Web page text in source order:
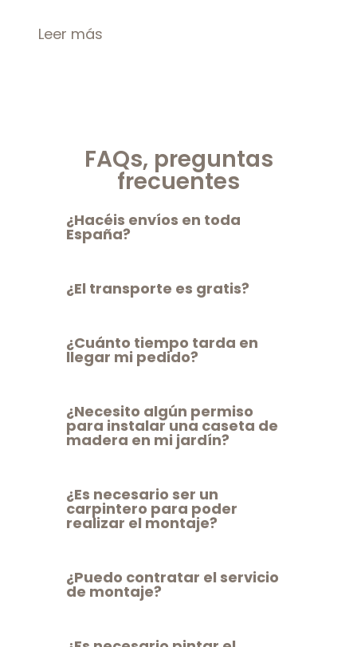
Leer más
FAQs, preguntas
frecuentes
¿Hacéis envíos en toda
España?
¿El transporte es gratis?
¿Cuánto tiempo tarda en
llegar mi pedido?
¿Necesito algún permiso
para instalar una caseta de
madera en mi jardín?
¿Es necesario ser un
carpintero para poder
realizar el montaje?
¿Puedo contratar el servicio
de montaje?